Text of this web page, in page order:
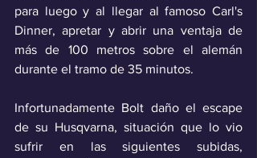
para luego y al llegar al famoso Carl's
Dinner, apretar y abrir una ventaja de
más de 100 metros sobre el alemán
durante el tramo de 35 minutos.
Infortunadamente Bolt daño el escape
de su Husqvarna, situación que lo vio
sufrir en las siguientes subidas,